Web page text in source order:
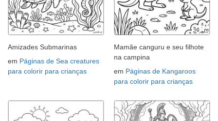
Amizades Submarinas
em Páginas de Sea creatures
para colorir para crianças
Mamãe canguru e seu filhote
na campina
em Páginas de Kangaroos
para colorir para crianças